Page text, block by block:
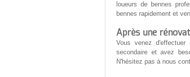
loueurs de bennes
bennes rapidement et
Après une
Vous venez d'effectuer
secondaire et avez
N'hésitez pas à nous